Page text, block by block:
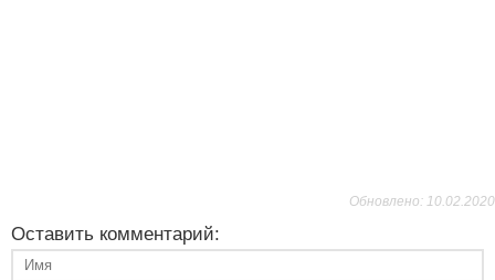
Обновлено: 10.02.2020
Оставить комментарий: